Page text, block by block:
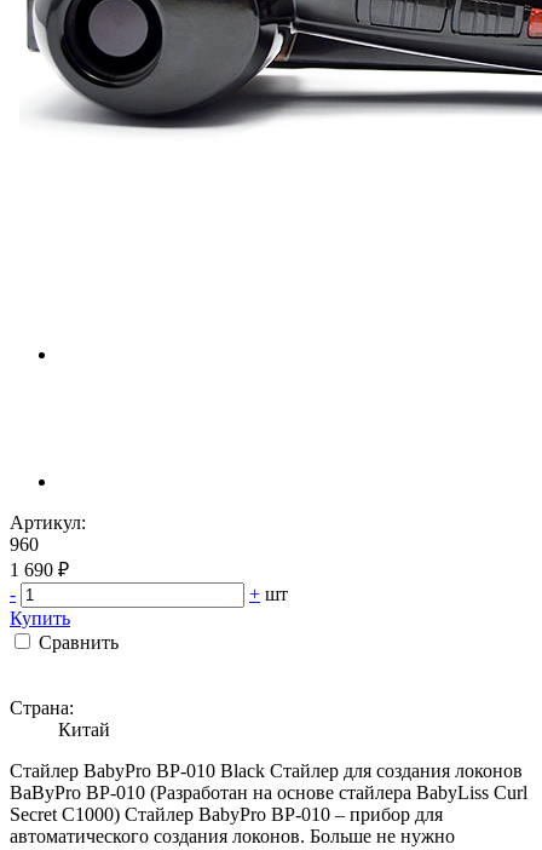
Артикул:
960
1 690 ₽
-
+ шт
Купить
Сравнить
Страна:
Китай
Стайлер BabyPro BP-010 Black Стайлер для создания локонов
BaByPro BP-010 (Разработан на основе стайлера BabyLiss Curl
Secret C1000) Стайлер BabyPro BP-010 – прибор для
автоматического создания локонов. Больше не нужно